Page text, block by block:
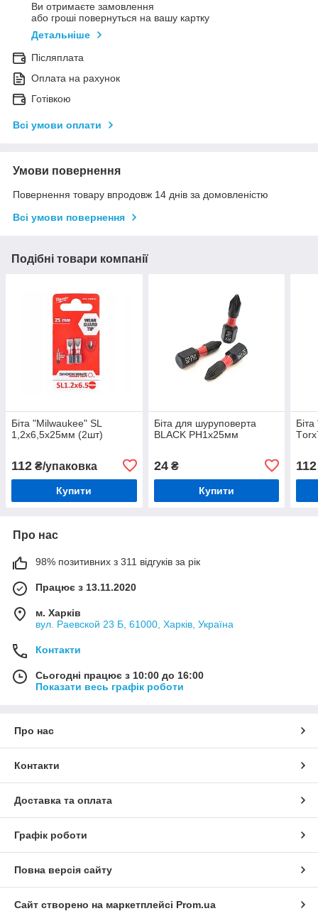
Ви отримаєте замовлення
або гроші повернуться на вашу картку
Детальніше
Післяплата
Оплата на рахунок
Готівкою
Всі умови оплати
Умови повернення
Повернення товару впродовж 14 днів за домовленістю
Всі умови повернення
Подібні товари компанії
Біта "Milwaukee" SL
1,2х6,5х25мм (2шт)
112 ₴/упаковка
Купити
Біта для шуруповерта
BLACK PH1x25мм
24₴
Купити
112
Про нас
98% позитивних з 311 відгуків за рік
Працює з 13.11.2020
м. Харків
вул. Раевской 23 Б, 61000, Харків, Україна
Контакти
Сьогодні працює з 10:00 до 16:00
Показати весь графік роботи
Про нас
Контакти
Доставка та оплата
Графік роботи
Повна версія сайту
Сайт створено на маркетплейсі Prom.ua